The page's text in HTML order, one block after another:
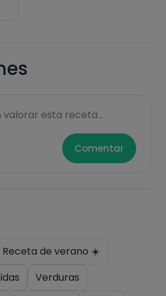
valorar esta receta...
Comentar
Receta de verano ☀️
Verduras